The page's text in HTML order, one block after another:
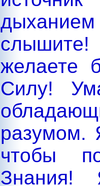
желаете
Силу!
разумом.
чтобы